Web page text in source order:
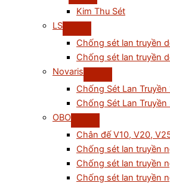
Kim Thu Sét
LS
Chống sét lan truyền
Chống sét lan truyền
Novaris
Chống Sét Lan Truyền
Chống Sét Lan Truyền
OBO
Chân đế V10, V20,
Chống sét lan truyền
Chống sét lan truyền
Chống sét lan truyền